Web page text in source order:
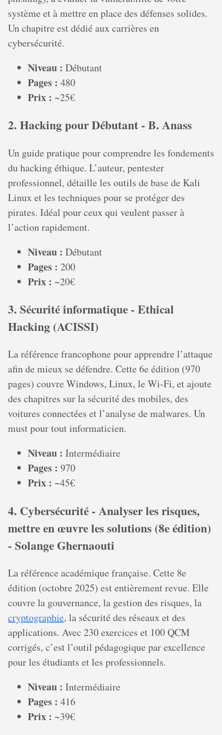
système et à mettre en place des défenses solides.
Un chapitre est dédié aux carrières en
cybersécurité.
Niveau : Débutant
Pages : 480
Prix : ~25€
2. Hacking pour Débutant - B. Anass
Un guide pratique pour comprendre les fondements
du hacking éthique. L’auteur, pentester
professionnel, détaille les outils de base de Kali
Linux et les techniques pour se protéger des
pirates. Idéal pour ceux qui veulent passer à
l’action rapidement.
Niveau : Débutant
Pages : 200
Prix : ~20€
3. Sécurité informatique - Ethical
Hacking (ACISSI)
La référence francophone pour apprendre l’attaque
afin de mieux se défendre. Cette 6e édition (970
pages) couvre Windows, Linux, le Wi-Fi, et ajoute
des chapitres sur la sécurité des mobiles, des
voitures connectées et l’analyse de malwares. Un
must pour tout informaticien.
Niveau : Intermédiaire
Pages : 970
Prix : ~45€
4. Cybersécurité - Analyser les risques,
mettre en œuvre les solutions (8e édition)
- Solange Ghernaouti
La référence académique française. Cette 8e
édition (octobre 2025) est entièrement revue. Elle
couvre la gouvernance, la gestion des risques, la
cryptographie, la sécurité des réseaux et des
applications. Avec 230 exercices et 100 QCM
corrigés, c’est l’outil pédagogique par excellence
pour les étudiants et les professionnels.
Niveau : Intermédiaire
Pages : 416
Prix : ~39€